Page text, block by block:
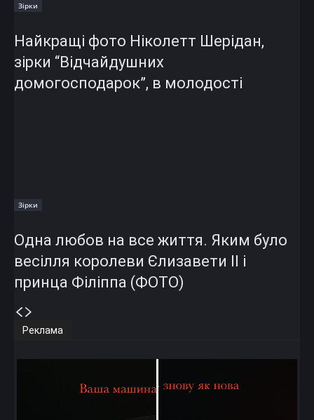
Зірки
Найкращі фото Ніколетт Шерідан,
зірки “Відчайдушних
домогосподарок”, в молодості
Зірки
Одна любов на все життя. Яким було
весілля королеви Єлизавети II і
принца Філіппа (ФОТО)
Реклама